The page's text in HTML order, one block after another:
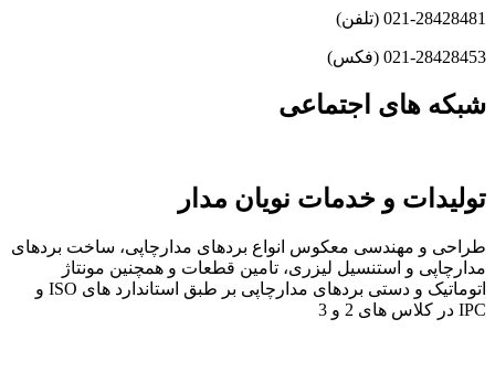
021-28428481 (تلفن)
021-28428453 (فکس)
شبکه های اجتماعی
تولیدات و خدمات نویان مدار
طراحی و مهندسی معکوس انواع بردهای مدارچاپی، ساخت بردهای
مدارچاپی و استنسیل لیزری، تامین قطعات و همچنین مونتاژ
اتوماتیک و دستی بردهای مدارچاپی بر طبق استاندارد های ISO و
IPC در کلاس های 2 و 3